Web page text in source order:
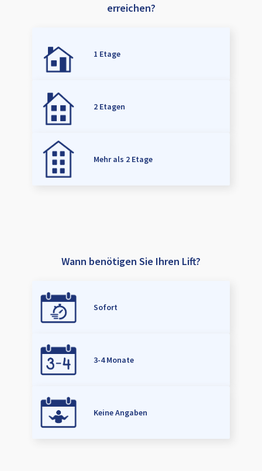
erreichen?
1 Etage
2 Etagen
Mehr als 2 Etage
Wann benötigen Sie Ihren Lift?
Sofort
3-4 Monate
Keine Angaben